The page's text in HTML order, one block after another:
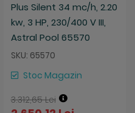
Plus Silent 34 mc/h, 2.20
kw, 3 HP, 230/400 V III,
Astral Pool 65570
SKU: 65570
Stoc Magazin
3.312,65 Lei